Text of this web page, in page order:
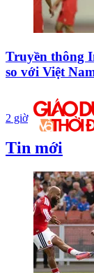
Truyền thông
so với Việt
2 giờ
Tin mới